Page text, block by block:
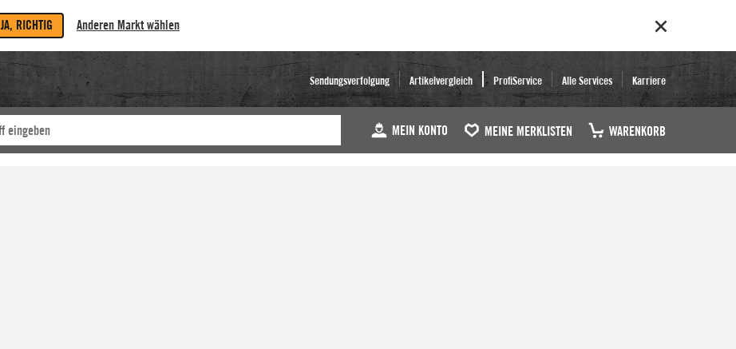
JA, RICHTIG Anderen Markt wählen
Sendungsverfolgung Artikelvergleich ProfiService Alle Services Karriere
MEIN KONTO MEINE MERKLISTEN WARENKORB